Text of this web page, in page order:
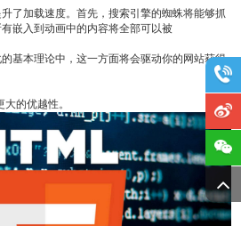
了加载速度。首先，搜索引擎的蜘蛛将能够抓
嵌入到动画中的内容将全部可以被
基本理论中，这一方面将会驱动你的网站获得
的优越性。